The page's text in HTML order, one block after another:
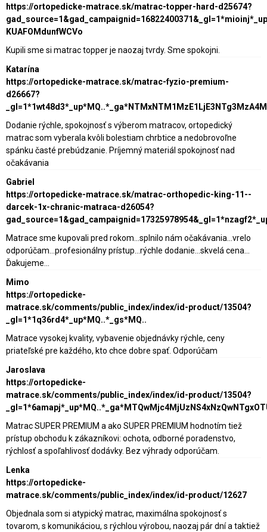
https://ortopedicke-matrace.sk/matrac-topper-hard-d25674?
KUAFOMdunfWCVo
Kupili sme si matrac topper je naozaj tvrdy. Sme spokojni.
Katarína
https://ortopedicke-matrace.sk/matrac-fyzio-premium-
d26667?
Dodanie rýchle, spokojnosť s výberom matracov, ortopedický
matrac som vyberala kvôli bolestiam chrbtice a nedobrovoľne
spánku časté prebúdzanie. Príjemný materiál spokojnosť nad
očakávania
Gabriel
https://ortopedicke-matrace.sk/matrac-orthopedic-king-11--
darcek-1x-chranic-matraca-d26054?
Matrace sme kupovali pred rokom...splnilo nám očakávania...vrelo
odporúčam...profesionálny prístup...rýchle dodanie...skvelá cena...
Ďakujeme...
Mimo
https://ortopedicke-
matrace.sk/comments/public_index/index/id-product/13504?
_gl=1*1q36rd4*_up*MQ..*_gs*MQ..
Matrace vysokej kvality, vybavenie objednávky rýchle, ceny
priateľské pre každého, kto chce dobre spať. Odporúčam
Jaroslava
https://ortopedicke-
matrace.sk/comments/public_index/index/id-product/13504?
Matrac SUPER PREMIUM a ako SUPER PREMIUM hodnotím tiež
prístup obchodu k zákazníkovi: ochota, odborné poradenstvo,
rýchlosť a spoľahlivosť dodávky. Bez výhrady odporúčam.
Lenka
https://ortopedicke-
matrace.sk/comments/public_index/index/id-product/12627
Objednala som si atypický matrac, maximálna spokojnosť s
tovarom, s komunikáciou, s rýchlou výrobou, naozaj pár dní a taktiež